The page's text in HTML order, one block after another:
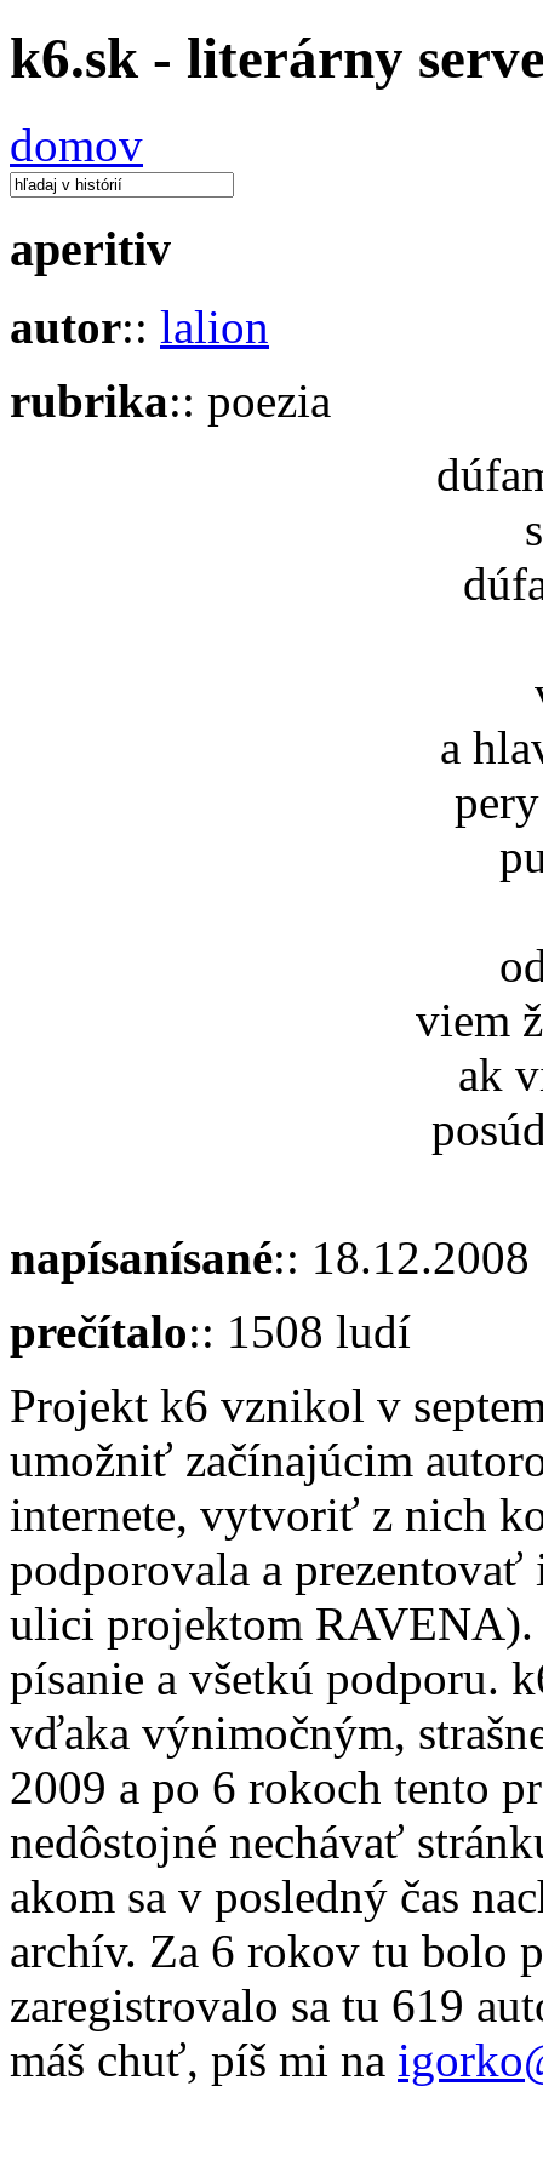
k6.sk - literárny
domov
aperitiv
autor:: lalion
rubrika:: poezia
a
viem
ak
napísanísané:: 18.12.2008
prečítalo:: 1508 ludí
Projekt k6 vznikol v
umožniť začínajúcim
internete, vytvoriť z nich
podporovala a
ulici projektom RAVENA).
písanie a všetkú podporu.
vďaka výnimočným,
2009 a po 6 rokoch tento
nedôstojné nechávať
akom sa v posledný čas
archív. Za 6 rokov tu bolo
zaregistrovalo sa tu 619
máš chuť, píš mi na